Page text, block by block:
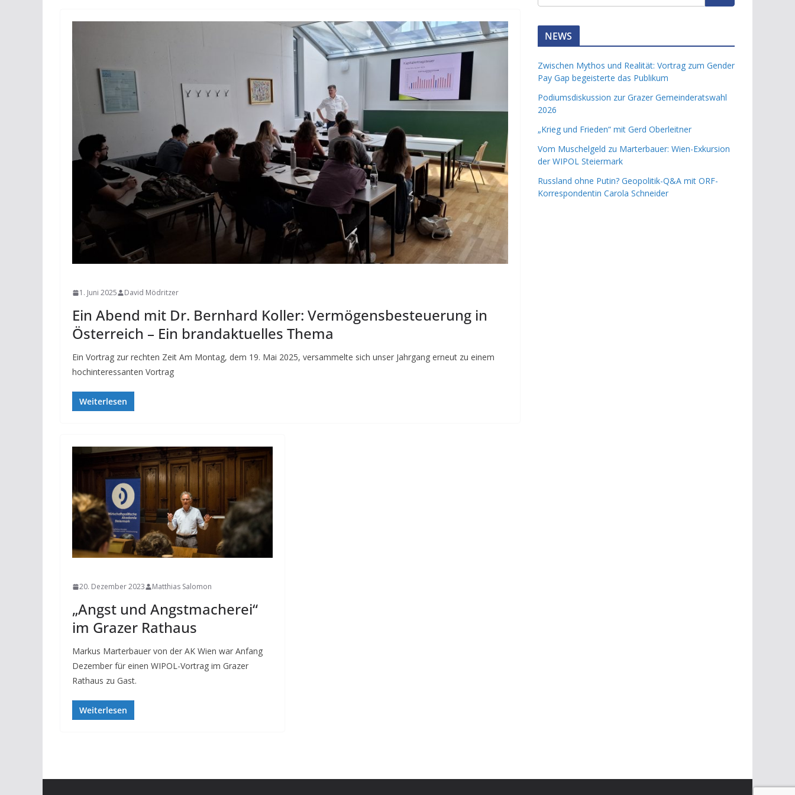
1. Juni 2025 David Mödritzer
Ein Abend mit Dr. Bernhard Koller: Vermögensbesteuerung in
Österreich – Ein brandaktuelles Thema
Ein Vortrag zur rechten Zeit Am Montag, dem 19. Mai 2025, versammelte sich unser Jahrgang erneut zu einem
hochinteressanten Vortrag
Weiterlesen
20. Dezember 2023 Matthias Salomon
„Angst und Angstmacherei“
im Grazer Rathaus
Markus Marterbauer von der AK Wien war Anfang
Dezember für einen WIPOL-Vortrag im Grazer
Rathaus zu Gast.
Weiterlesen
NEWS
Zwischen Mythos und Realität: Vortrag zum Gender
Pay Gap begeisterte das Publikum
Podiumsdiskussion zur Grazer Gemeinderatswahl
2026
„Krieg und Frieden“ mit Gerd Oberleitner
Vom Muschelgeld zu Marterbauer: Wien-Exkursion
der WIPOL Steiermark
Russland ohne Putin? Geopolitik-Q&A mit ORF-
Korrespondentin Carola Schneider